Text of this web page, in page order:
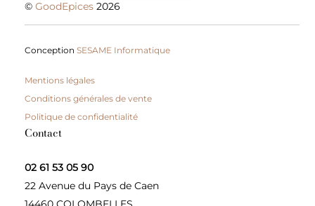
©GoodEpices 2026
ConceptionSESAME Informatique
Mentions légales
Conditions générales de vente
Politique de confidentialité
Contact
02 61 53 05 90
22 Avenue du Pays de Caen